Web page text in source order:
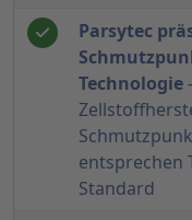
Parsytec
Technologie
entsprechen
Standard